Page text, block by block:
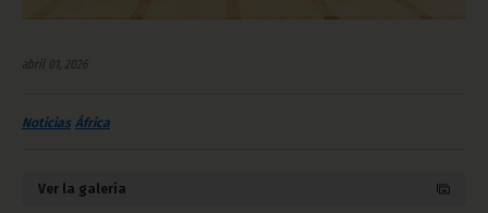
abril 01, 2026
Noticias África
Ver la galería